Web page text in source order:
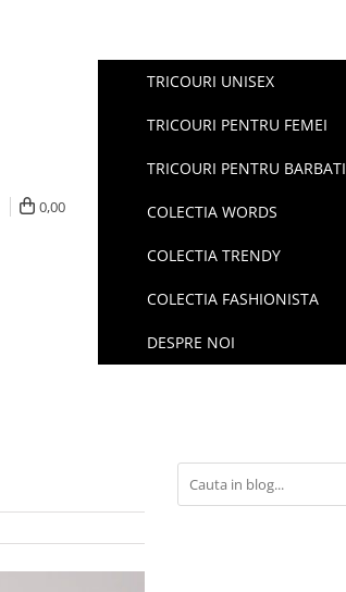
0,00
TRICOURI UNISEX
TRICOURI PENTRU FEMEI
TRICOURI PENTRU BARBATI
COLECTIA WORDS
COLECTIA TRENDY
COLECTIA FASHIONISTA
DESPRE NOI